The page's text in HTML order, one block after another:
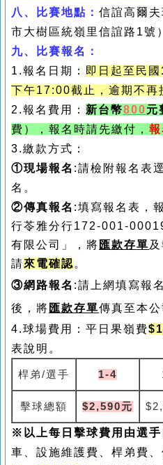
八、
比賽地點： 信誼高爾夫
市大樹區統嶺里信誼路 1號）
九、
比賽報名
：
1.報名日期： 即日起至民國
下午17:00截止，逾期不再
2.報名費用： 新台幣800元
費），報名時請先繳付，
3.繳款方式：
①現場報名 :請檢附報名表
名。
②傳真報名 :填寫報名表，
行苓雅分行172-001-
有限公司」，將 匯款存單
請來電確認 。
③網路報名 :請上網填寫報
後，將 匯款存單傳真至本
4.球場費用：平日果嶺費
表說明。
桿弟/選手 1-4
擊球總額 $2,590元
※ 以上每日擊球費用由選
車、設施維護費、桿弟費